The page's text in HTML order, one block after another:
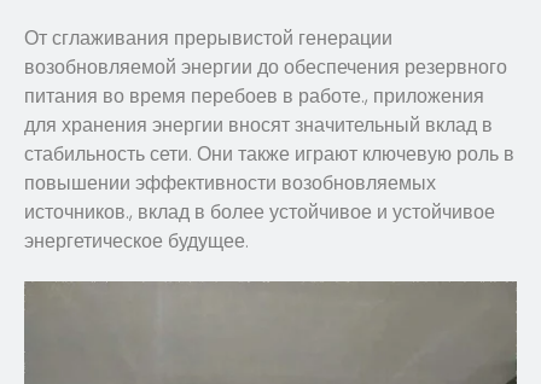
От сглаживания прерывистой генерации
возобновляемой энергии до обеспечения резервного
питания во время перебоев в работе., приложения
для хранения энергии вносят значительный вклад в
стабильность сети. Они также играют ключевую роль в
повышении эффективности возобновляемых
источников., вклад в более устойчивое и устойчивое
энергетическое будущее.